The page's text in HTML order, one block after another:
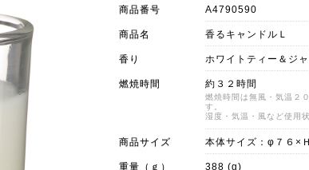
商品番号 A4790590
商品名 香るキャンドルＬ
香り ホワイトティー＆ジ
燃焼時間 約３２時間
燃焼時間は無風・気温２
す。
湿度・気温・風など使用
商品サイズ 本体サイズ：φ７６×
重量（ｇ） 388 (g)